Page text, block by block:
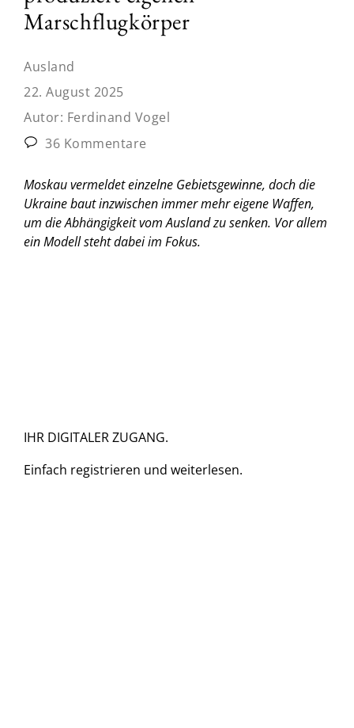
Marschflugkörper
Ausland
22. August 2025
Autor: Ferdinand Vogel
36 Kommentare
Moskau vermeldet einzelne Gebietsgewinne, doch die
Ukraine baut inzwischen immer mehr eigene Waffen,
um die Abhängigkeit vom Ausland zu senken. Vor allem
ein Modell steht dabei im Fokus.
IHR DIGITALER ZUGANG.
Einfach registrieren und weiterlesen.